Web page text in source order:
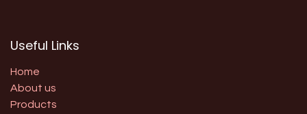
Useful Links
Home
About us
Products